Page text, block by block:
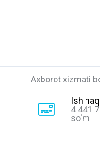
Axborot xizmati
Ish
4 441
so'm